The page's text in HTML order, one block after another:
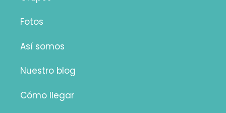
Fotos
Así somos
Nuestro blog
Cómo llegar